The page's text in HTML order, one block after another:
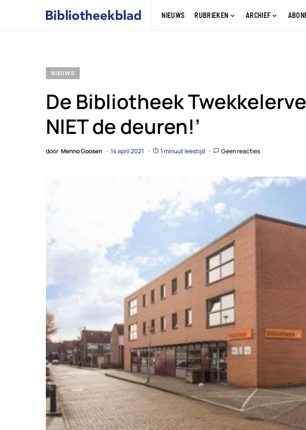
NIEUWS RUBRIEKEN ARCHIEF
NIEUWS
De Bibliotheek
NIET de deuren!’
door Menno Goosen 14 april 2021 1 minuut leestijd Geen reacties